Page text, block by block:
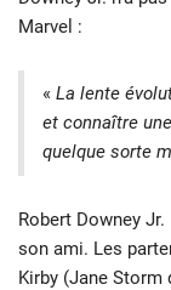
Marvel :
« La lente
et connaître
quelque sorte
Robert Downey
son ami. Les
Kirby (Jane Storm